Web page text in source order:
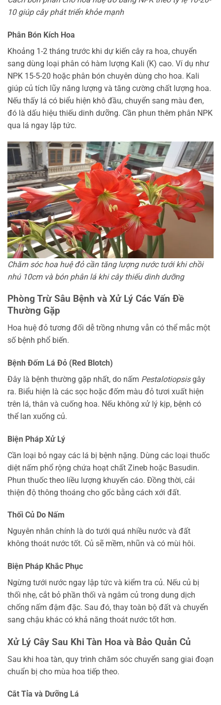
10 giúp cây phát triển khỏe mạnh
Phân Bón Kích Hoa
Khoảng 1-2 tháng trước khi dự kiến cây ra hoa, chuyển
sang dùng loại phân có hàm lượng Kali (K) cao. Ví dụ như
NPK 15-5-20 hoặc phân bón chuyên dùng cho hoa. Kali
giúp củ tích lũy năng lượng và tăng cường chất lượng hoa.
Nếu thấy lá có biểu hiện khô đầu, chuyển sang màu đen,
đó là dấu hiệu thiếu dinh dưỡng. Cần phun thêm phân NPK
qua lá ngay lập tức.
Chăm sóc hoa huệ đỏ cần tăng lượng nước tưới khi chồi
nhú 10cm và bón phân lá khi cây thiếu dinh dưỡng
Phòng Trừ Sâu Bệnh và Xử Lý Các Vấn Đề
Thường Gặp
Hoa huệ đỏ tương đối dễ trồng nhưng vẫn có thể mắc một
số bệnh phổ biến.
Bệnh Đốm Lá Đỏ (Red Blotch)
Đây là bệnh thường gặp nhất, do nấm Pestalotiopsisgây
ra. Biểu hiện là các sọc hoặc đốm màu đỏ tươi xuất hiện
trên lá, thân và cuống hoa. Nếu không xử lý kịp, bệnh có
thể lan xuống củ.
Biện Pháp Xử Lý
Cần loại bỏ ngay các lá bị bệnh nặng. Dùng các loại thuốc
diệt nấm phổ rộng chứa hoạt chất Zineb hoặc Basudin.
Phun thuốc theo liều lượng khuyến cáo. Đồng thời, cải
thiện độ thông thoáng cho gốc bằng cách xới đất.
Thối Củ Do Nấm
Nguyên nhân chính là do tưới quá nhiều nước và đất
không thoát nước tốt. Củ sẽ mềm, nhũn và có mùi hôi.
Biện Pháp Khắc Phục
Ngừng tưới nước ngay lập tức và kiểm tra củ. Nếu củ bị
thối nhẹ, cắt bỏ phần thối và ngâm củ trong dung dịch
chống nấm đậm đặc. Sau đó, thay toàn bộ đất và chuyển
sang chậu khác có khả năng thoát nước tốt hơn.
Xử Lý Cây Sau Khi Tàn Hoa và Bảo Quản Củ
Sau khi hoa tàn, quy trình chăm sóc chuyển sang giai đoạn
chuẩn bị cho mùa hoa tiếp theo.
Cắt Tỉa và Dưỡng Lá